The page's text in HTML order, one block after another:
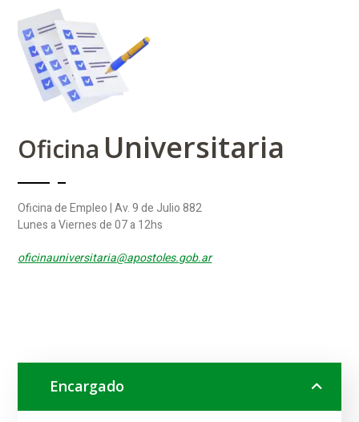
Oficina Universitaria
Oficina de Empleo | Av. 9 de Julio 882
Lunes a Viernes de 07 a 12hs
oficinauniversitaria@apostoles.gob.ar
Encargado